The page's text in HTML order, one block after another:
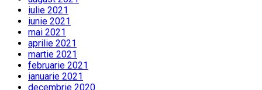
iulie 2021
iunie 2021
mai 2021
aprilie 2021
martie 2021
februarie 2021
ianuarie 2021
decembrie 2020